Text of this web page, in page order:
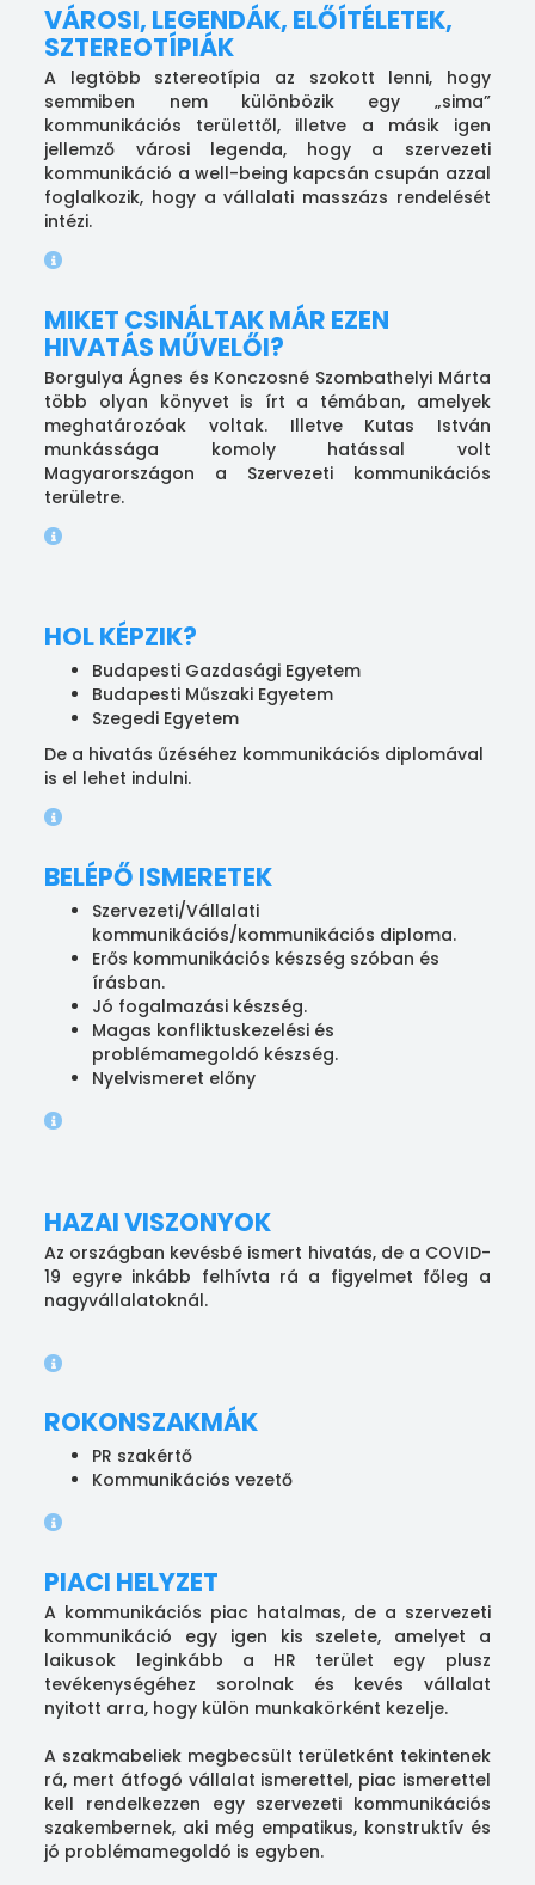
VÁROSI, LEGENDÁK, ELŐÍTÉLETEK,
SZTEREOTÍPIÁK
A legtöbb sztereotípia az szokott lenni, hogy
semmiben nem különbözik egy „sima”
kommunikációs területtől, illetve a másik igen
jellemző városi legenda, hogy a szervezeti
kommunikáció a well-being kapcsán csupán azzal
foglalkozik, hogy a vállalati masszázs rendelését
intézi.
MIKET CSINÁLTAK MÁR EZEN
HIVATÁS MŰVELŐI?
Borgulya Ágnes és Konczosné Szombathelyi Márta
több olyan könyvet is írt a témában, amelyek
meghatározóak voltak. Illetve Kutas István
munkássága komoly hatással volt
Magyarországon a Szervezeti kommunikációs
területre.
HOL KÉPZIK?
Budapesti Gazdasági Egyetem
Budapesti Műszaki Egyetem
Szegedi Egyetem
De a hivatás űzéséhez kommunikációs diplomával
is el lehet indulni.
BELÉPŐ ISMERETEK
Szervezeti/Vállalati
kommunikációs/kommunikációs diploma.
Erős kommunikációs készség szóban és
írásban.
Jó fogalmazási készség.
Magas konfliktuskezelési és
problémamegoldó készség.
Nyelvismeret előny
HAZAI VISZONYOK
Az országban kevésbé ismert hivatás, de a COVID-
19 egyre inkább felhívta rá a figyelmet főleg a
nagyvállalatoknál.
ROKONSZAKMÁK
PR szakértő
Kommunikációs vezető
PIACI HELYZET
A kommunikációs piac hatalmas, de a szervezeti
kommunikáció egy igen kis szelete, amelyet a
laikusok leginkább a HR terület egy plusz
tevékenységéhez sorolnak és kevés vállalat
nyitott arra, hogy külön munkakörként kezelje.
A szakmabeliek megbecsült területként tekintenek
rá, mert átfogó vállalat ismerettel, piac ismerettel
kell rendelkezzen egy szervezeti kommunikációs
szakembernek, aki még empatikus, konstruktív és
jó problémamegoldó is egyben.